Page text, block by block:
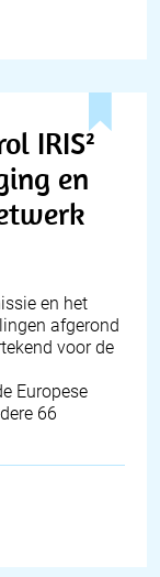
IRIS²
en
en het
afgerond
voor de
Europese
66